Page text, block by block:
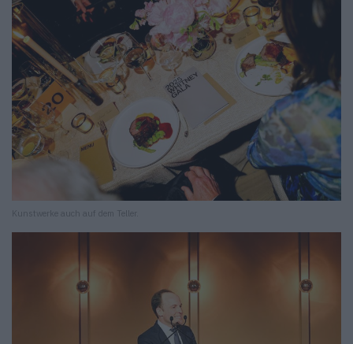
Kunstwerke auch auf dem Teller.